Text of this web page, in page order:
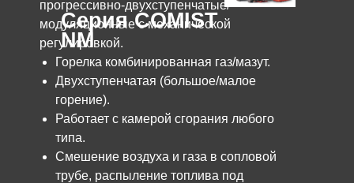
Серия COMIST
NM
прогрессивно-двухступенчатые/
модуляционные с механической
регулировкой.
Горелка комбинированная газ/мазут.
Двухступенчатая (большое/малое
горение).
Работает с камерой сгорания любого
типа.
Смешение воздуха и газа в сопловой
трубе, распыление топлива под